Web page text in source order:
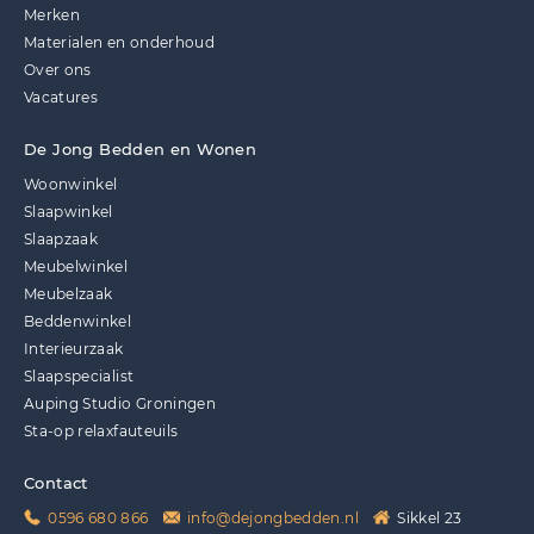
Merken
Materialen en onderhoud
Over ons
Vacatures
De Jong Bedden en Wonen
Woonwinkel
Slaapwinkel
Slaapzaak
Meubelwinkel
Meubelzaak
Beddenwinkel
Interieurzaak
Slaapspecialist
Auping Studio Groningen
Sta-op relaxfauteuils
Contact
0596 680 866 info@dejongbedden.nl Sikkel 23